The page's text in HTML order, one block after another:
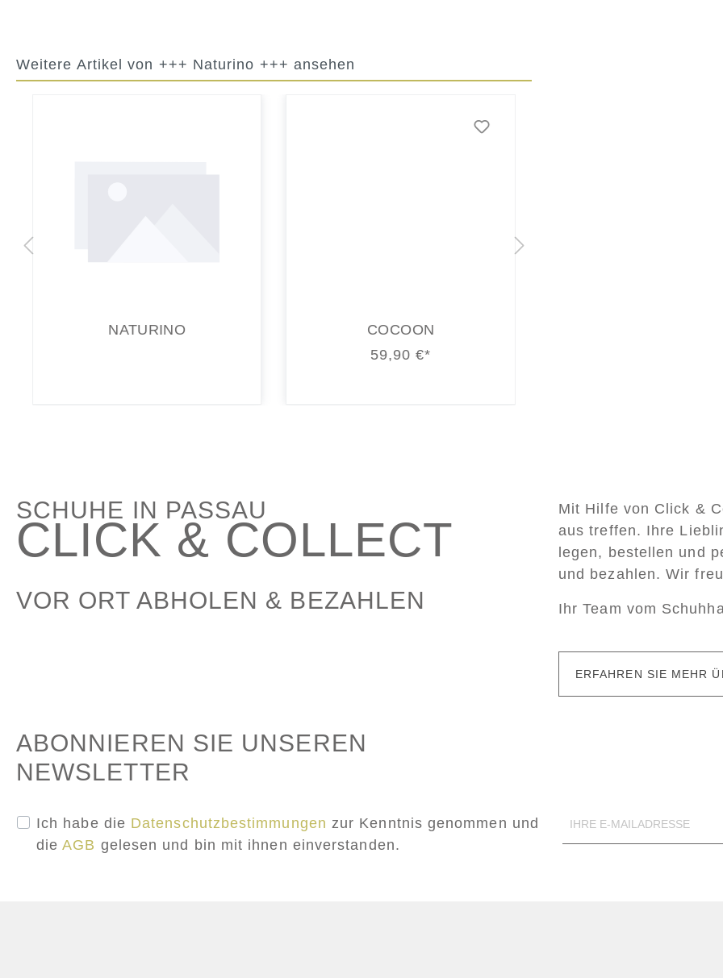
Weitere Artikel von +++ Naturino +++ ansehen
COCOON
COCOON
69,90 €*
SCHUHE IN PASSAU
CLICK & COLLECT
VOR ORT ABHOLEN & BEZAHLEN
Mit Hilfe von Click &
aus treffen. Ihre
legen, bestellen und
und bezahlen. Wir
Ihr Team vom
ERFAHREN SIE MEHR
ABONNIEREN SIE UNSEREN
NEWSLETTER
Ich habe die Datenschutzbestimmungen zur Kenntnis genommen und
dieAGB gelesen und bin mit ihnen einverstanden.